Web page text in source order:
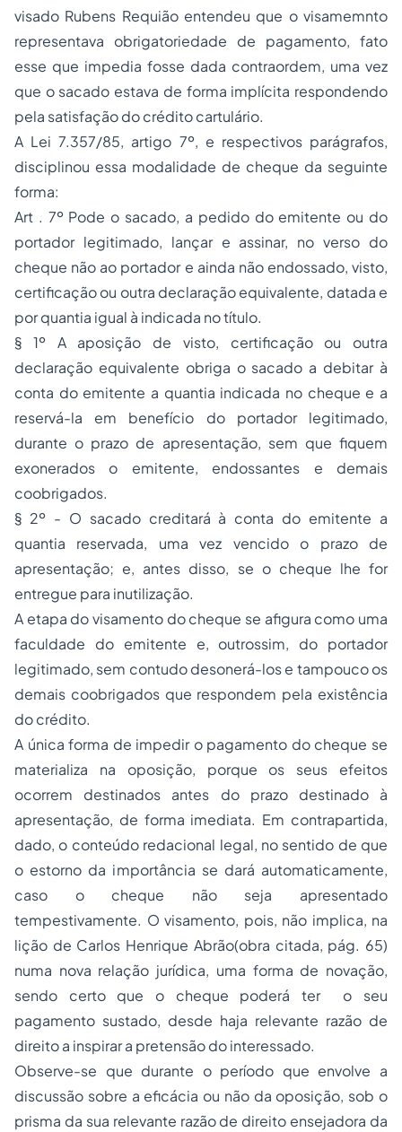
visado Rubens Requião entendeu que o visamemnto
representava obrigatoriedade de pagamento, fato
esse que impedia fosse dada contraordem, uma vez
que o sacado estava de forma implícita respondendo
pela satisfação do crédito cartulário.
A Lei 7.357/85, artigo 7º, e respectivos parágrafos,
disciplinou essa modalidade de cheque da seguinte
forma:
Art . 7º Pode o sacado, a pedido do emitente ou do
portador legitimado, lançar e assinar, no verso do
cheque não ao portador e ainda não endossado, visto,
certificação ou outra declaração equivalente, datada e
por quantia igual à indicada no título.
§ 1º A aposição de visto, certificação ou outra
declaração equivalente obriga o sacado a debitar à
conta do emitente a quantia indicada no cheque e a
reservá-la em benefício do portador legitimado,
durante o prazo de apresentação, sem que fiquem
exonerados o emitente, endossantes e demais
coobrigados.
§ 2º - O sacado creditará à conta do emitente a
quantia reservada, uma vez vencido o prazo de
apresentação; e, antes disso, se o cheque lhe for
entregue para inutilização.
A etapa do visamento do cheque se afigura como uma
faculdade do emitente e, outrossim, do portador
legitimado, sem contudo desonerá-los e tampouco os
demais coobrigados que respondem pela existência
do crédito.
A única forma de impedir o pagamento do cheque se
materializa na oposição, porque os seus efeitos
ocorrem destinados antes do prazo destinado à
apresentação, de forma imediata. Em contrapartida,
dado, o conteúdo redacional legal, no sentido de que
o estorno da importância se dará automaticamente,
caso o cheque não seja apresentado
tempestivamente. O visamento, pois, não implica, na
lição de Carlos Henrique Abrão(obra citada, pág. 65)
numa nova relação jurídica, uma forma de novação,
sendo certo que o cheque poderá ter o seu
pagamento sustado, desde haja relevante razão de
direito a inspirar a pretensão do interessado.
Observe-se que durante o período que envolve a
discussão sobre a eficácia ou não da oposição, sob o
prisma da sua relevante razão de direito ensejadora da